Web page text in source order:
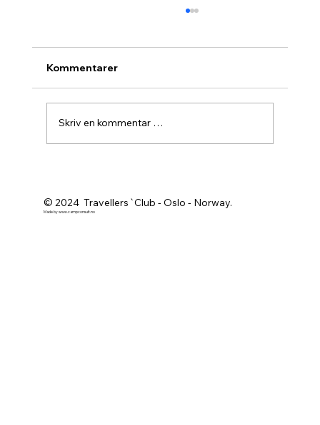
Kommentarer
Skriv en kommentar …
© 2024 Travellers`Club - Oslo - Norway.
Made bywww.campconsult.no